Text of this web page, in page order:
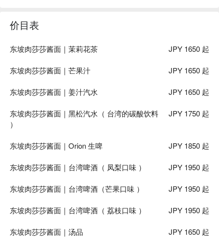
价目表
东坡肉莎莎酱面｜茉莉花茶 JPY 1650 起
东坡肉莎莎酱面｜芒果汁 JPY 1650 起
东坡肉莎莎酱面｜姜汁汽水 JPY 1650 起
东坡肉莎莎酱面｜黑松汽水（ 台湾的碳酸饮料
）
JPY 1750 起
东坡肉莎莎酱面｜Orion 生啤 JPY 1850 起
东坡肉莎莎酱面｜台湾啤酒（ 凤梨口味 ） JPY 1950 起
东坡肉莎莎酱面｜台湾啤酒（芒果口味 ） JPY 1950 起
东坡肉莎莎酱面｜台湾啤酒（ 荔枝口味 ） JPY 1950 起
东坡肉莎莎酱面｜汤品 JPY 1650 起